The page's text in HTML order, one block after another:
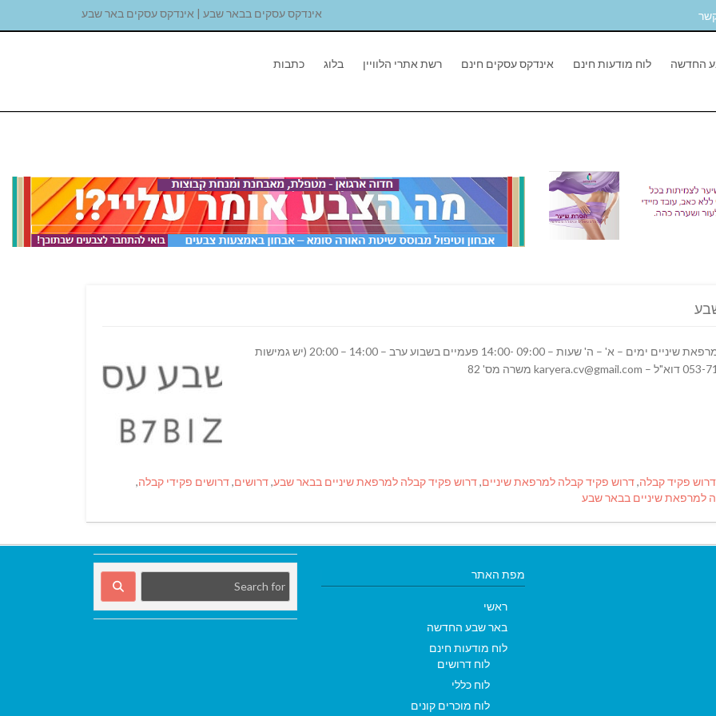
אינדקס עסקים בבאר שבע | אינדקס עסקים באר שבע
החדשה לוח מודעות חינם אינדקס עסקים חינם רשת אתרי הלוויין בלוג כתבות
למרפאת שיניים בבאר שבע דרושים פקידי קבלה ניסיון במרפאת שיניים ימים – א' – ה' שעות – 09:00 -14:00 פעמיים בשבוע ערב – 14:00 – 20:00 (יש גמישות
דרוש פקיד קבלה,דרוש פקיד קבלה למרפאת שיניים,דרוש פקיד קבלה למרפאת שיניים בבאר שבע,דרושים,דרושים פקידי קבלה,
למרפאת שיניים בבאר שבע
מפת האתר
ראשי
באר שבע החדשה
לוח מודעות חינם
לוח דרושים
לוח כללי
לוח מוכרים קונים